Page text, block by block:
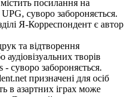
посилання на
суворо забороняється.
Я-Корреспондент є автор
та відтворення
аудіовізуальних творів
суворо забороняється.
призначені для осіб
в азартних іграх може